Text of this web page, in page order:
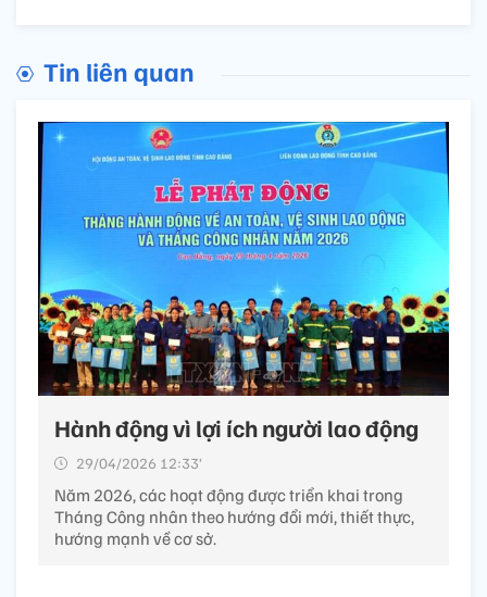
Tin liên quan
Hành động vì lợi ích người lao động
29/04/2026 12:33’
Năm 2026, các hoạt động được triển khai trong
Tháng Công nhân theo hướng đổi mới, thiết thực,
hướng mạnh về cơ sở.